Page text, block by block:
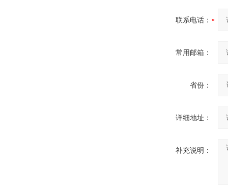
联系电话：
常用邮箱：
省份：
详细地址：
补充说明：